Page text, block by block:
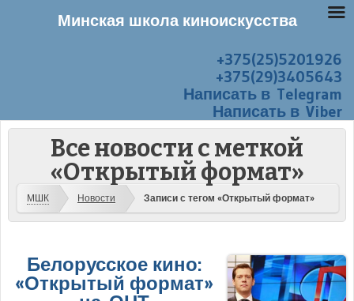
+375(25)5201926
+375(29)3405643
Написать в Telegram
Написать в Viber
Все новости с меткой
«Открытый формат»
МШК Новости Записи с тегом «Открытый формат»
Белорусское кино:
«Открытый формат»
Минская школа киноискусства